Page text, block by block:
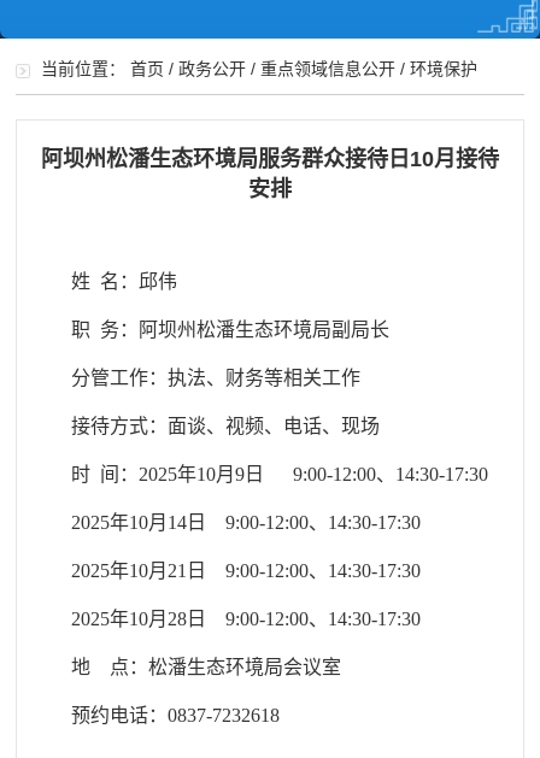
当前位置：首页 /政务公开 /重点领域信息公开 /环境保护
阿坝州松潘生态环境局服务群众接待日10月接待
安排
姓 名：邱伟
职 务：阿坝州松潘生态环境局副局长
分管工作：执法、财务等相关工作
接待方式：面谈、视频、电话、现场
时 间：2025年10月9日 9:00-12:00、14:30-17:30
2025年10月14日 9:00-12:00、14:30-17:30
2025年10月21日 9:00-12:00、14:30-17:30
2025年10月28日 9:00-12:00、14:30-17:30
地 点：松潘生态环境局会议室
预约电话：0837-7232618